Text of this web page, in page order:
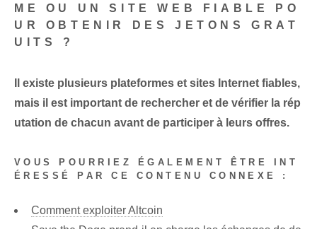
ME OU UN SITE WEB FIABLE PO
UR OBTENIR DES JETONS GRAT
UITS ?
Il existe plusieurs plateformes et sites Internet fiables,
mais il est important de rechercher et de vérifier la rép
utation de chacun avant de participer à leurs offres.
VOUS POURRIEZ ÉGALEMENT ÊTRE INT
ÉRESSÉ PAR CE CONTENU CONNEXE :
Comment exploiter Altcoin